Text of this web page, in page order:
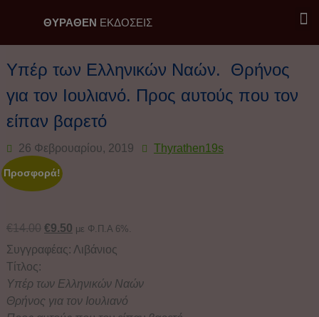
ΘΥΡΑΘΕΝ ΕΚΔΟΣΕΙΣ
Υπέρ των Ελληνικών Ναών. Θρήνος
για τον Ιουλιανό. Προς αυτούς που τον
είπαν βαρετό
26 Φεβρουαρίου, 2019 Thyrathen19s
Προσφορά!
€14.00 €9.50 με Φ.Π.Α 6%.
Συγγραφέας: Λιβάνιος
Τίτλος:
Υπέρ των Ελληνικών Ναών
Θρήνος για τον Ιουλιανό